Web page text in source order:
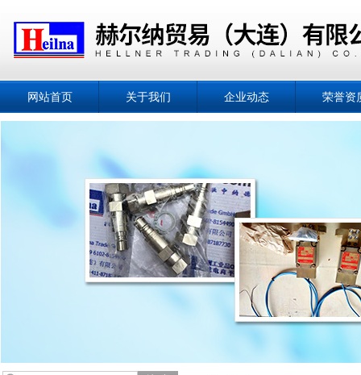
网站首页 关于我们 企业动态 荣誉资